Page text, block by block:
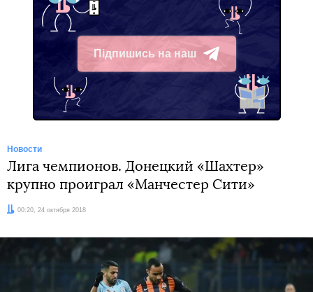
Підпишись на наш
Telegram
Новости
Лига чемпионов. Донецкий «Шахтер»
крупно проиграл «Манчестер Сити»
Дата:00:20, 24 октября 2018